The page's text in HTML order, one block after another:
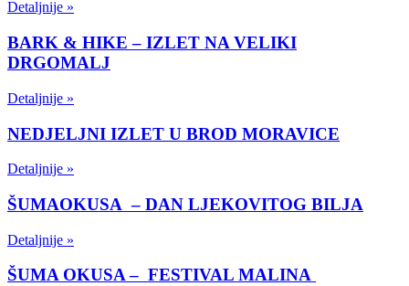
Detaljnije »
BARK & HIKE – IZLET NA VELIKI
DRGOMALJ
Detaljnije »
NEDJELJNI IZLET U BROD MORAVICE
Detaljnije »
ŠUMAOKUSA – DAN LJEKOVITOG BILJA
Detaljnije »
ŠUMA OKUSA – FESTIVAL MALINA